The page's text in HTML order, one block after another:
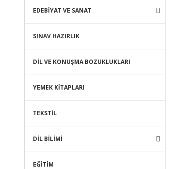
EDEBİYAT VE SANAT
SINAV HAZIRLIK
DİL VE KONUŞMA BOZUKLUKLARI
YEMEK KİTAPLARI
TEKSTİL
DİL BİLİMİ
EĞİTİM